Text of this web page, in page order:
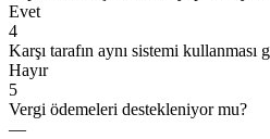
Evet
4
Karşı tarafın aynı sistemi kullanması
Hayır
5
Vergi ödemeleri destekleniyor mu?
—